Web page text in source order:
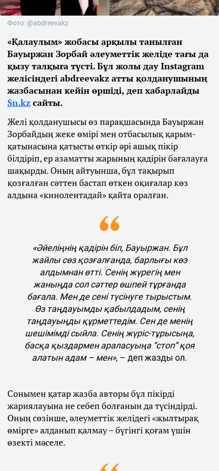
Фото: @abdreevakz
«Қалаулым» жобасы арқылы танылған
Бауыржан Зорбай әлеуметтік желіде тағы да
қызу талқыға түсті. Бұл жолы дау Instagram
желісіндегі abdreevakz атты қолданушының
жазбасынан кейін өршіді, деп хабарлайды
Sn.kz сайты.
Желі қолданушысы өз парақшасында Бауыржан
Зорбайдың жеке өмірі мен отбасылық қарым-
қатынасына қатысты өткір әрі ашық пікір
білдіріп, ер азаматты жарының қадірін бағалауға
шақырды. Оның айтуынша, бұл тақырып
қозғалған сәттен бастап өткен оқиғалар көз
алдына «кинолентадай» қайта оралған.
«Әйеліңнің қадірін біл, Бауыржан. Бұл
жайлы сөз қозғалғанда, барлығы көз
алдымнан өтті. Сенің жүрегің мен
жаныңда сол сәттер өшпей тұрғанда
бағала. Мен де сені түсінуге тырыстым.
Өз таңдауымды қабылдадым, сенің
таңдауыңды құрметтедім. Сен де менің
шешімімді сыйла. Сенің жүріс-тұрысыңа,
басқа қыздармен араласуыңа “стоп” қоя
алатын адам – мен», – деп жазды ол.
Сонымен қатар жазба авторы бұл пікірді
жариялауына не себеп болғанын да түсіндірді.
Оның сөзінше, әлеуметтік желідегі «жылтырақ
өмірге» алданып қалмау – бүгінгі қоғам үшін
өзекті мәселе.